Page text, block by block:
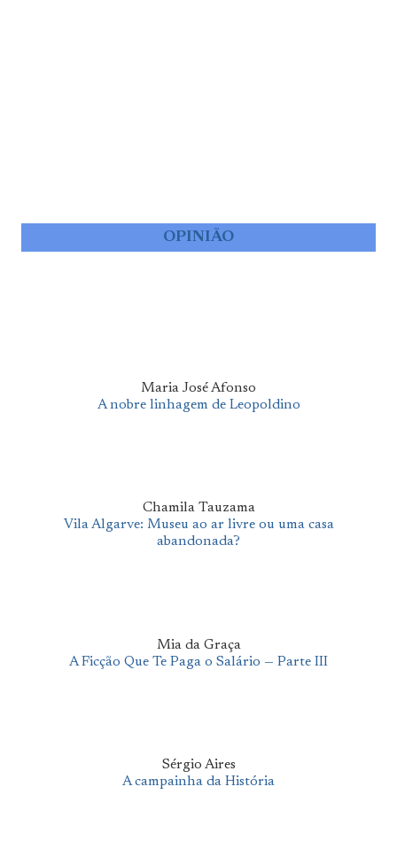
OPINIÃO
Maria José Afonso
A nobre linhagem de Leopoldino
Chamila Tauzama
Vila Algarve: Museu ao ar livre ou uma casa
abandonada?
Mia da Graça
A Ficção Que Te Paga o Salário — Parte III
Sérgio Aires
A campainha da História